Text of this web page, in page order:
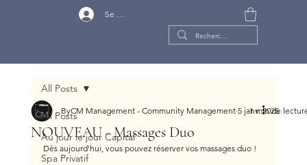
Se connecter
All Posts
Au jour le jour Capital
Spa Privatif
All Posts
NOUVEAU - Massages Duo
ByCM Management - Community Management 5 janv. 2025
1 min de
Dès aujourd'hui, vous pouvez réserver vos massages duo !